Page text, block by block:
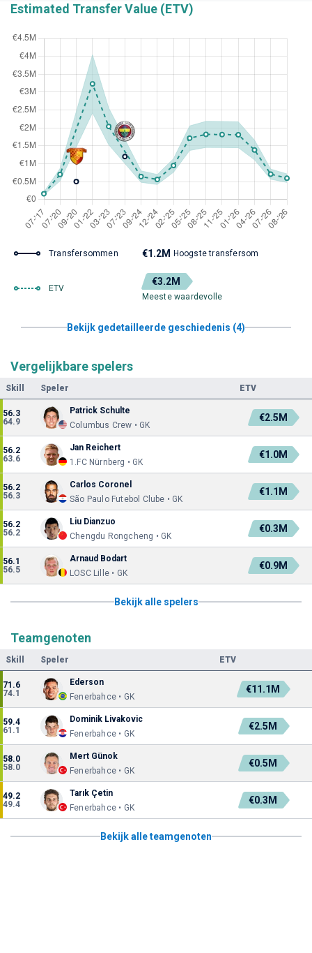
Estimated Transfer Value (ETV)
Transfersommen €1.2M Hoogste transfersom
ETV
€3.2M
Meeste waardevolle
Bekijk gedetailleerde geschiedenis (4)
Vergelijkbare spelers
Skill Speler ETV
56.3
64.9
Patrick Schulte
Columbus Crew • GK
€2.5M
56.2
63.6
Jan Reichert
1.FC Nürnberg • GK
€1.0M
56.2
56.3
Carlos Coronel
São Paulo Futebol Clube • GK
€1.1M
56.2
56.2
Liu Dianzuo
Chengdu Rongcheng • GK
€0.3M
56.1
56.5
Arnaud Bodart
LOSC Lille • GK
€0.9M
Bekijk alle spelers
Teamgenoten
Skill Speler ETV
71.6
74.1
Ederson
Fenerbahce • GK
€11.1M
59.4
61.1
Dominik Livakovic
Fenerbahce • GK
€2.5M
58.0
58.0
Mert Günok
Fenerbahce • GK
€0.5M
49.2
49.4
Tarık Çetin
Fenerbahce • GK
€0.3M
Bekijk alle teamgenoten